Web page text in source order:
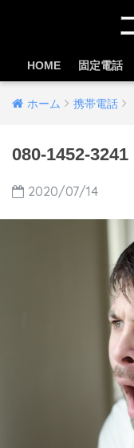
HOME 固定電話
ホーム 携帯電話
080-1452-
2020/07/14